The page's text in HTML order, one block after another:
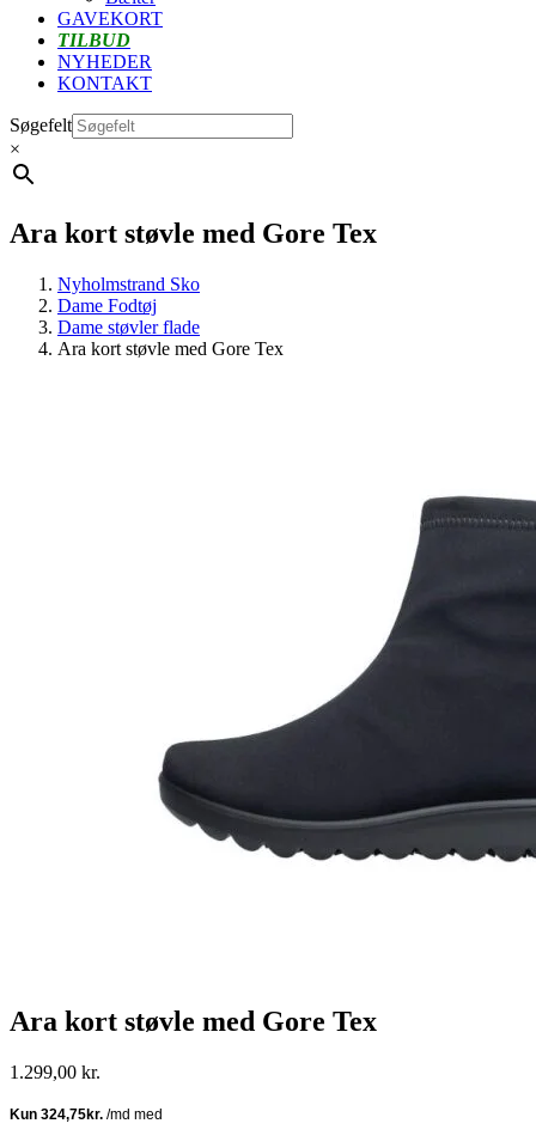
GAVEKORT
TILBUD
NYHEDER
KONTAKT
Søgefelt
×
Ara kort støvle med Gore Tex
Nyholmstrand Sko
Dame Fodtøj
Dame støvler flade
Ara kort støvle med Gore Tex
Ara kort støvle med Gore Tex
1.299,00 kr.